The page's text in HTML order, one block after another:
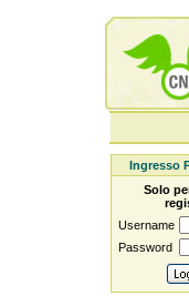
Ingresso
Solo
Username
Password